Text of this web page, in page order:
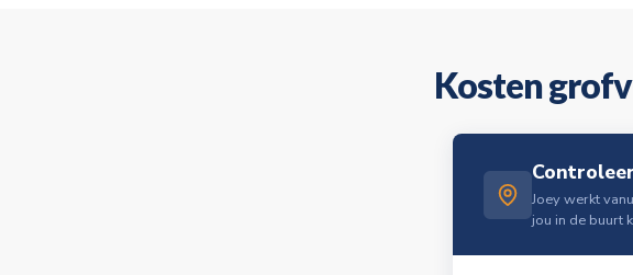
Kosten
Joey werkt
jou in de buurt